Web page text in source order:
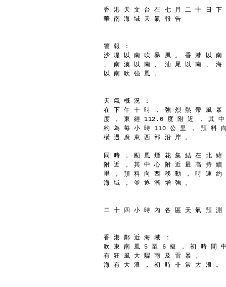
香 港 天 文 台 在 七 月 二 十 日 下
華 南 海 域 天 氣 報 告
警 報 ：
沙 堤 以 南 吹 暴 風 。 香 港 以
、 南 澳 以 南 、 汕 尾 以 南 、
以 南 吹 強 風 。
天 氣 概 況 ：
在 下 午 十 時 ， 強 烈 熱 帶 風
度 ， 東 經 112.0 度 附 近 ， 其
約 為 每 小 時 110 公 里 ， 預 料
橫 過 廣 東 西 部 沿 岸 。
同 時 ， 颱 風 煙 花 集 結 在 北
附 近 ， 其 中 心 附 近 最 高 持
里 ， 預 料 向 西 移 動 ， 時 速
海 域 ， 並 逐 漸 增 強 。
二 十 四 小 時 內 各 區 天 氣 預 測
香 港 鄰 近 海 域 ：
吹 東 南 風 5 至 6 級 ， 初 時 間
有 狂 風 大 驟 雨 及 雷 暴 。
海 有 大 浪 ， 初 時 非 常 大 浪 。